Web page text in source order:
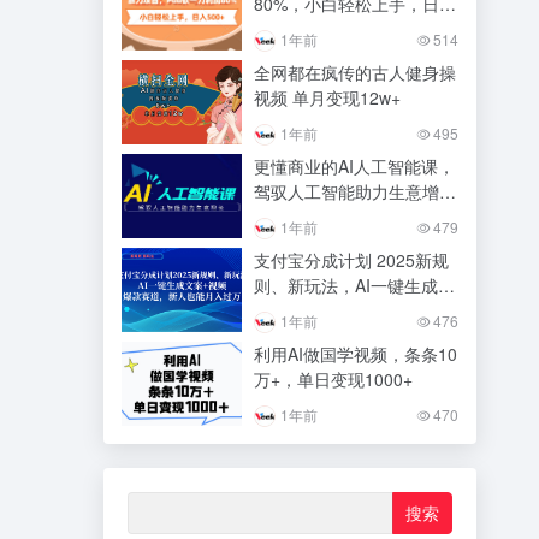
500+1年前 514
全网都在疯传的古人健身操
视频 单月变现12w+
1年前 495
更懂商业的AI人工智能课，
驾驭人工智能助力生意增长
（更新116节）
1年前 479
支付宝分成计划 2025新规
则、新玩法，AI一键生成文
案+视频，爆款赛道，新人
也能月入过万
1年前 476
利用AI做国学视频，条条10
万+，单日变现1000+
1年前 470